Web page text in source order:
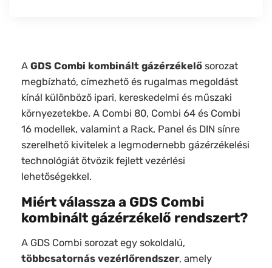
A GDS Combi kombinált gázérzékelő sorozat
megbízható, címezhető és rugalmas megoldást
kínál különböző ipari, kereskedelmi és műszaki
környezetekbe. A Combi 80, Combi 64 és Combi
16 modellek, valamint a Rack, Panel és DIN sínre
szerelhető kivitelek a legmodernebb gázérzékelési
technológiát ötvözik fejlett vezérlési
lehetőségekkel.
Miért válassza a GDS Combi
kombinált gázérzékelő rendszert?
A GDS Combi sorozat egy sokoldalú,
többcsatornás vezérlőrendszer, amely